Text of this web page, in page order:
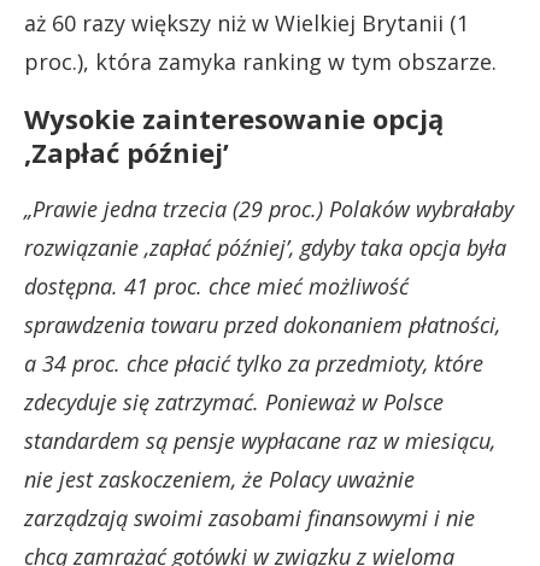
aż 60 razy większy niż w Wielkiej Brytanii (1
proc.), która zamyka ranking w tym obszarze.
Wysokie zainteresowanie opcją
‚Zapłać później’
„Prawie jedna trzecia (29 proc.) Polaków wybrałaby
rozwiązanie ‚zapłać później’, gdyby taka opcja była
dostępna. 41 proc. chce mieć możliwość
sprawdzenia towaru przed dokonaniem płatności,
a 34 proc. chce płacić tylko za przedmioty, które
zdecyduje się zatrzymać. Ponieważ w Polsce
standardem są pensje wypłacane raz w miesiącu,
nie jest zaskoczeniem, że Polacy uważnie
zarządzają swoimi zasobami finansowymi i nie
chcą zamrażać gotówki w związku z wieloma